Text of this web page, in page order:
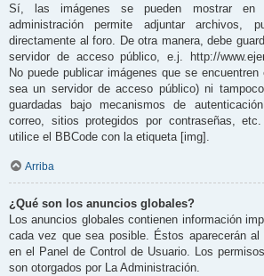
Sí, las imágenes se pueden mostrar
administración permite adjuntar archivos,
directamente al foro. De otra manera, debe
servidor de acceso público, e.j. http://
No puede publicar imágenes que se
sea un servidor de acceso público) ni
guardadas bajo mecanismos de
correo, sitios protegidos por contraseñas,
utilice el BBCode con la etiqueta [img].
Arriba
¿Qué son los anuncios globales?
Los anuncios globales contienen información
cada vez que sea posible. Éstos aparecerán
en el Panel de Control de Usuario. Los
son otorgados por La Administración.